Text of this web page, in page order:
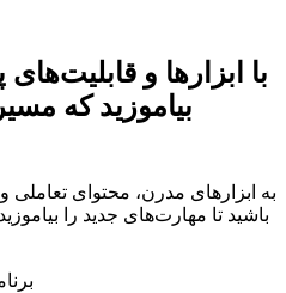
با ابزارها و
بیاموزید که
به ابزارهای مدرن، محتوای
باشید تا مهارت‌های جدید را